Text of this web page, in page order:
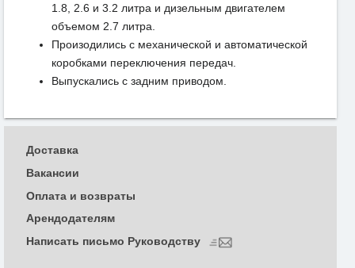
1.8, 2.6 и 3.2 литра и дизельным двигателем
объемом 2.7 литра.
Произодились с механической и автоматической
коробками переключения передач.
Выпускались с задним приводом.
Доставка
Вакансии
Оплата и возвраты
Арендодателям
Написать письмо Руководству